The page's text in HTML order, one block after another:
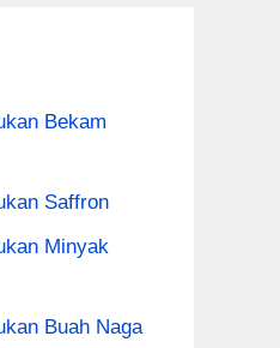
Bekam
Saffron
Minyak
Buah Naga